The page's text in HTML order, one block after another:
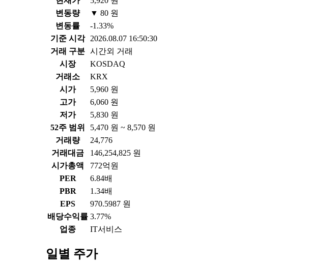
변동량
▼ 80 원
변동률
-1.33%
기준 시각
2026.08.07 16:50:30
거래 구분 시간외 거래
시장
KOSDAQ
거래소
KRX
시가
5,960 원
고가
6,060 원
저가
5,830 원
52주 범위
5,470 원 ~ 8,570 원
거래량
24,776
거래대금
146,254,825 원
시가총액
772억원
PER
6.84배
PBR
1.34배
EPS
970.5987 원
배당수익률 3.77%
업종
IT서비스
일별 주가